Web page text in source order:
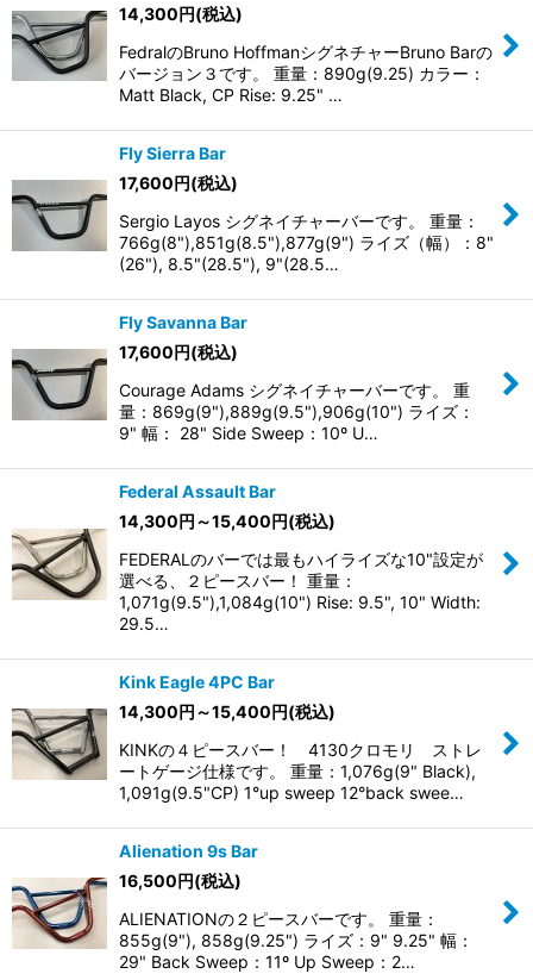
14,300円(税込)
FedralのBruno HoffmanシグネチャーBruno Barの
バージョン３です。 重量：890g(9.25) カラー：
Matt Black, CP Rise: 9.25" …
Fly Sierra Bar
17,600円(税込)
Sergio Layos シグネイチャーバーです。 重量：
766g(8"),851g(8.5"),877g(9") ライズ（幅）：8"
(26"), 8.5"(28.5"), 9"(28.5…
Fly Savanna Bar
17,600円(税込)
Courage Adams シグネイチャーバーです。 重
量：869g(9"),889g(9.5"),906g(10") ライズ：
9" 幅： 28" Side Sweep：10º U…
Federal Assault Bar
14,300円 ～15,400円(税込)
FEDERALのバーでは最もハイライズな10"設定が
選べる、２ピースバー！ 重量：
1,071g(9.5"),1,084g(10") Rise: 9.5", 10" Width:
29.5…
Kink Eagle 4PC Bar
14,300円 ～15,400円(税込)
KINKの４ピースバー！ 4130クロモリ ストレ
ートゲージ仕様です。 重量：1,076g(9" Black),
1,091g(9.5"CP) 1°up sweep 12°back swee…
Alienation 9s Bar
16,500円(税込)
ALIENATIONの２ピースバーです。 重量：
855g(9"), 858g(9.25") ライズ：9" 9.25" 幅：
29" Back Sweep：11º Up Sweep：2…